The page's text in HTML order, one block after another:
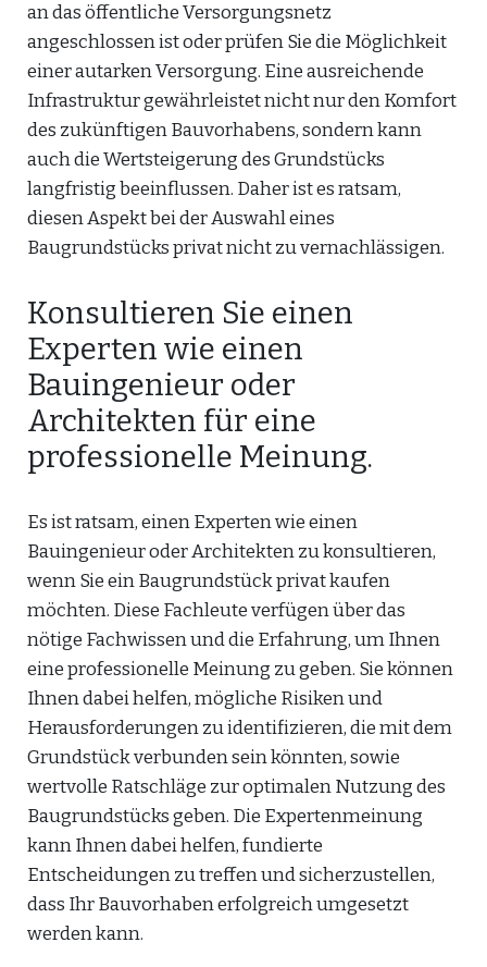
an das öffentliche Versorgungsnetz
angeschlossen ist oder prüfen Sie die Möglichkeit
einer autarken Versorgung. Eine ausreichende
Infrastruktur gewährleistet nicht nur den Komfort
des zukünftigen Bauvorhabens, sondern kann
auch die Wertsteigerung des Grundstücks
langfristig beeinflussen. Daher ist es ratsam,
diesen Aspekt bei der Auswahl eines
Baugrundstücks privat nicht zu vernachlässigen.
Konsultieren Sie einen
Experten wie einen
Bauingenieur oder
Architekten für eine
professionelle Meinung.
Es ist ratsam, einen Experten wie einen
Bauingenieur oder Architekten zu konsultieren,
wenn Sie ein Baugrundstück privat kaufen
möchten. Diese Fachleute verfügen über das
nötige Fachwissen und die Erfahrung, um Ihnen
eine professionelle Meinung zu geben. Sie können
Ihnen dabei helfen, mögliche Risiken und
Herausforderungen zu identifizieren, die mit dem
Grundstück verbunden sein könnten, sowie
wertvolle Ratschläge zur optimalen Nutzung des
Baugrundstücks geben. Die Expertenmeinung
kann Ihnen dabei helfen, fundierte
Entscheidungen zu treffen und sicherzustellen,
dass Ihr Bauvorhaben erfolgreich umgesetzt
werden kann.